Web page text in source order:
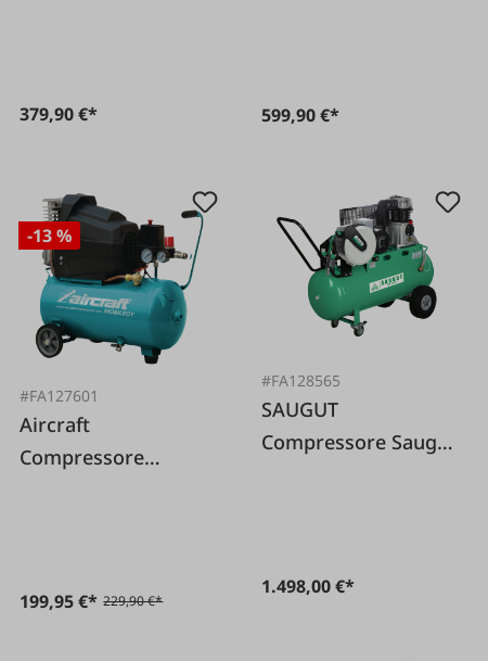
379,90 €* 599,90 €*
-13 %
#FA127601
Aircraft
Compressore
199,95 €* 229,90 €*
#FA128565
SAUGUT
Compressore Saugut
1.498,00 €*